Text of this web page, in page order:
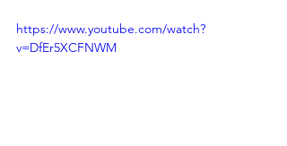
https://www.youtube.com/watch?
v=DfEr5XCFNWM